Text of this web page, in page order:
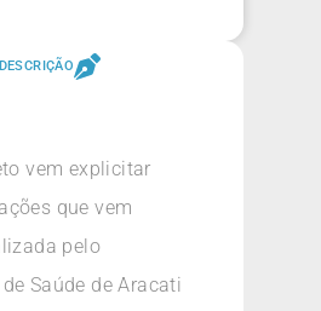
DESCRIÇÃO
vem explicitar
que vem
pelo
Saúde de Aracati